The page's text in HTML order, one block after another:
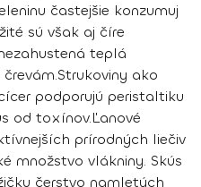
častejšie konzumuj
sú však aj číre
teplá
Strukoviny ako
podporujú peristaltiku
od toxínov.Ľanové
prírodných liečiv
množstvo vlákniny. Skús
čerstvo namletých